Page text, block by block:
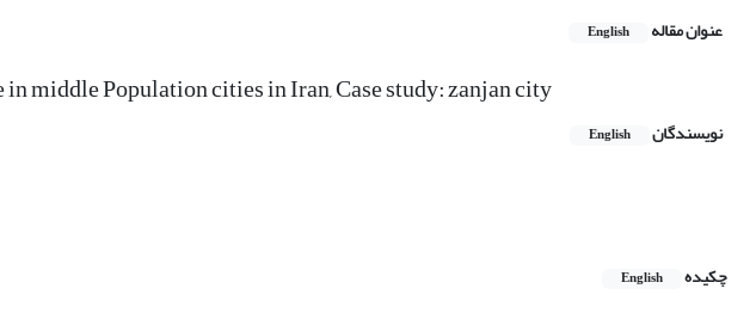
عنوان مقاله English
middle Population cities in Iran, Case study: zanjan city
نویسندگان English
چکیده
English